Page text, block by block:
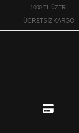
1000 TL ÜZERİ
ÜCRETSİZ KARGO